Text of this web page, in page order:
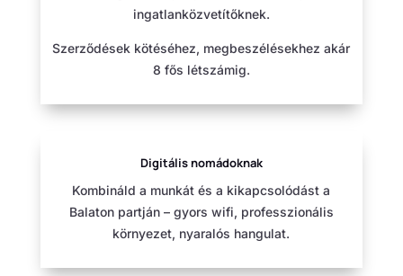
ingatlanközvetítőknek.
Szerződések kötéséhez, megbeszélésekhez akár
8 fős létszámig.
Digitális nomádoknak
Kombináld a munkát és a kikapcsolódást a
Balaton partján – gyors wifi, professzionális
környezet, nyaralós hangulat.